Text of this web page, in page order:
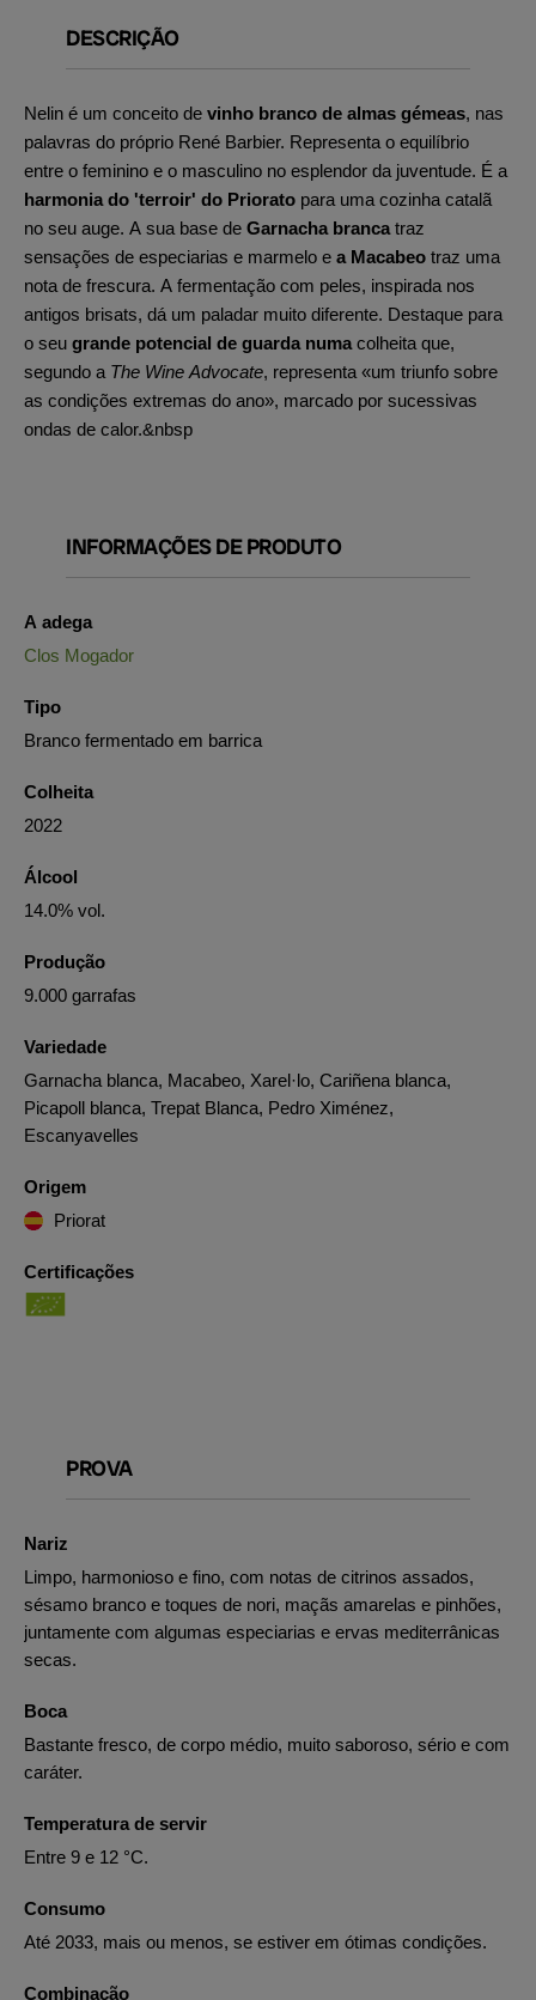
DESCRIÇÃO
Nelin é um conceito de vinho branco de almas gémeas, nas
palavras do próprio René Barbier. Representa o equilíbrio
entre o feminino e o masculino no esplendor da juventude. É a
harmonia do 'terroir' do Priorato para uma cozinha catalã
no seu auge. A sua base de Garnacha branca traz
sensações de especiarias e marmelo e a Macabeo traz uma
nota de frescura. A fermentação com peles, inspirada nos
antigos brisats, dá um paladar muito diferente. Destaque para
o seu grande potencial de guarda numa colheita que,
segundo a The Wine Advocate, representa «um triunfo sobre
as condições extremas do ano», marcado por sucessivas
ondas de calor.&nbsp
INFORMAÇÕES DE PRODUTO
A adega
Clos Mogador
Tipo
Branco fermentado em barrica
Colheita
2022
Álcool
14.0% vol.
Produção
9.000 garrafas
Variedade
Garnacha blanca, Macabeo, Xarel·lo, Cariñena blanca,
Picapoll blanca, Trepat Blanca, Pedro Ximénez,
Escanyavelles
Origem
Priorat
Certificações
PROVA
Nariz
Limpo, harmonioso e fino, com notas de citrinos assados,
sésamo branco e toques de nori, maçãs amarelas e pinhões,
juntamente com algumas especiarias e ervas mediterrânicas
secas.
Boca
Bastante fresco, de corpo médio, muito saboroso, sério e com
caráter.
Temperatura de servir
Entre 9 e 12 °C.
Consumo
Até 2033, mais ou menos, se estiver em ótimas condições.
Combinação